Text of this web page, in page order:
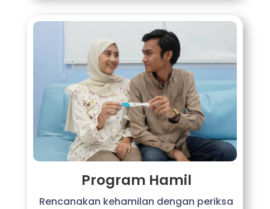
Program Hamil
Rencanakan kehamilan dengan periksa